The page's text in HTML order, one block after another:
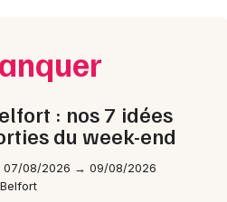
: nos 7 idées
du week-end
07/08/2026 → 09/08/2026
Belfort